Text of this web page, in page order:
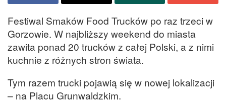
Festiwal Smaków Food Trucków po raz trzeci w
Gorzowie. W najbliższy weekend do miasta
zawita ponad 20 trucków z całej Polski, a z nimi
kuchnie z różnych stron świata.
Tym razem trucki pojawią się w nowej lokalizacji
– na Placu Grunwaldzkim.